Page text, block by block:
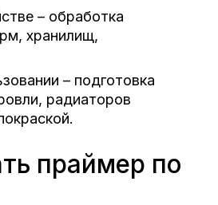
– обработка
хранилищ,
– подготовка
радиаторов
праймер по